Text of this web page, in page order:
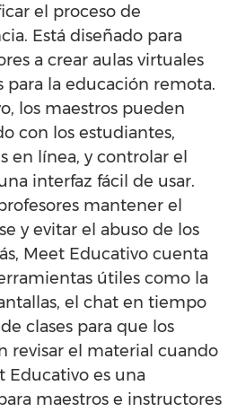
el proceso de
Está diseñado para
a crear aulas virtuales
para la educación remota.
los maestros pueden
con los estudiantes,
en línea, y controlar el
interfaz fácil de usar.
mantener el
y evitar el abuso de los
Meet Educativo cuenta
útiles como la
el chat en tiempo
clases para que los
revisar el material cuando
Educativo es una
maestros e instructores